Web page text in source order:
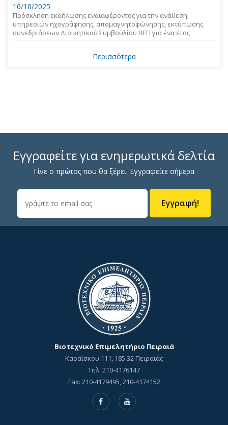
16/10/2025
Πρόσκληση εκδήλωσης ενδιαφέροντος για την ανάθεση
υπηρεσιών ηχογράφησης, απομαγνητοφώνησης, εκτύπωσης
συνεδριάσεων Διοικητικού Συμβουλίου ΒΕΠ για ένα έτος
Περισσότερα
Εγγραφείτε για ενημερωτικά δελτία
Γίνε ο πρώτος που θα ξέρει. Εγγραφείτε σήμερα
Εγγραφή!
Βιοτεχνικό Επιμελητήριο Πειραιά
Καραϊσκου 111, 185 32 Πειραιάς
Τηλ: 210-4176147
Fax: 210-4179495, 210-4174152